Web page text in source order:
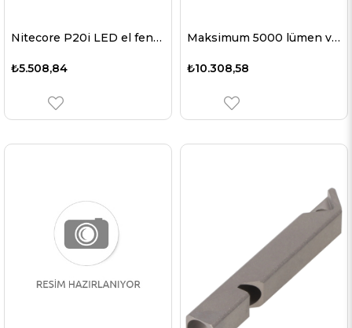
Nitecore P20i LED el feneri, 1800 lümen, taktik el feneri, STROBE HAZIR düğmesi, USB-C şarj bağlantısı, 21700 Li-Ion pil tipi NL2140i 4000mAh
₺5.508,84
Maksimum 5000 lümen ve 570 metreye kadar AceBeam L35 LED el feneri
₺10.308,58